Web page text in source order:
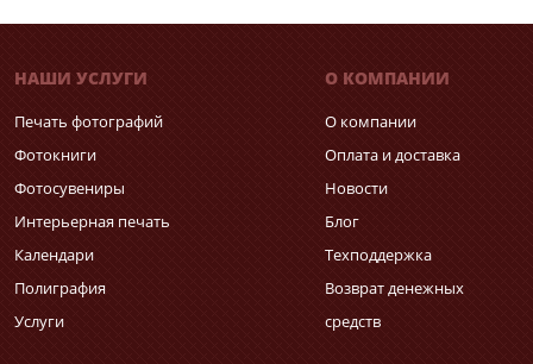
НАШИ УСЛУГИ
Печать фотографий
Фотокниги
Фотосувениры
Интерьерная печать
Календари
Полиграфия
Услуги
О КОМПАНИИ
О компании
Оплата и доставка
Новости
Блог
Техподдержка
Возврат денежных
средств